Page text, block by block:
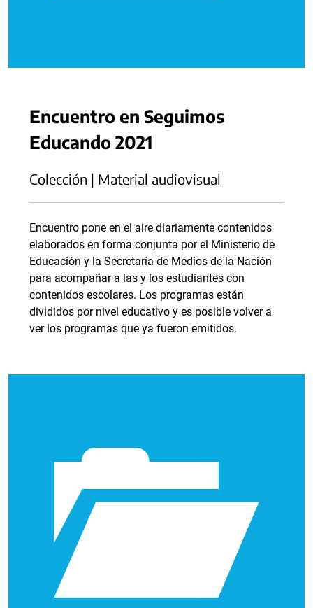
Encuentro en Seguimos
Educando 2021
Colección | Material audiovisual
Encuentro pone en el aire diariamente contenidos
elaborados en forma conjunta por el Ministerio de
Educación y la Secretaría de Medios de la Nación
para acompañar a las y los estudiantes con
contenidos escolares. Los programas están
divididos por nivel educativo y es posible volver a
ver los programas que ya fueron emitidos.